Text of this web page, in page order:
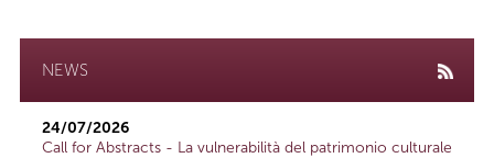
NEWS
24/07/2026
Call for Abstracts - La vulnerabilità del patrimonio culturale